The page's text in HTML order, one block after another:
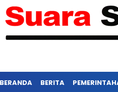
BERANDA BERITA